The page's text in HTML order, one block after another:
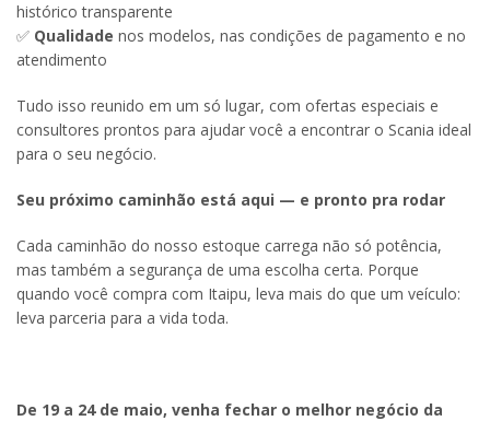
histórico transparente
✅ Qualidade nos modelos, nas condições de pagamento e no
atendimento
Tudo isso reunido em um só lugar, com ofertas especiais e
consultores prontos para ajudar você a encontrar o Scania ideal
para o seu negócio.
Seu próximo caminhão está aqui — e pronto pra rodar
Cada caminhão do nosso estoque carrega não só potência,
mas também a segurança de uma escolha certa. Porque
quando você compra com Itaipu, leva mais do que um veículo:
leva parceria para a vida toda.
De 19 a 24 de maio, venha fechar o melhor negócio da